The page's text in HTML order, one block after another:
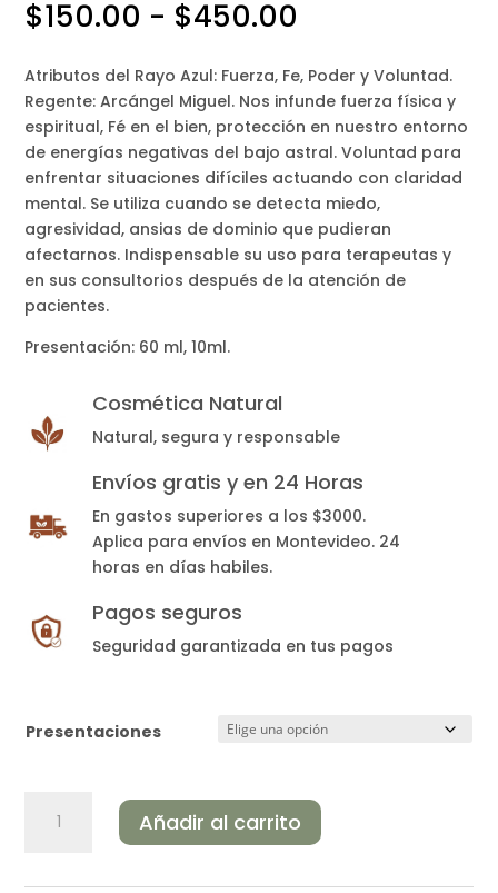
$150.00 - $450.00
precios:
desde
$150.00
hasta
$450.00
Atributos del Rayo Azul: Fuerza, Fe, Poder y Voluntad.
Regente: Arcángel Miguel. Nos infunde fuerza física y
espiritual, Fé en el bien, protección en nuestro entorno
de energías negativas del bajo astral. Voluntad para
enfrentar situaciones difíciles actuando con claridad
mental. Se utiliza cuando se detecta miedo,
agresividad, ansias de dominio que pudieran
afectarnos. Indispensable su uso para terapeutas y
en sus consultorios después de la atención de
pacientes.
Presentación: 60 ml, 10ml.
Cosmética Natural
Natural, segura y responsable
Envíos gratis y en 24 Horas
En gastos superiores a los $3000.
Aplica para envíos en Montevideo. 24
horas en días habiles.
Pagos seguros
Seguridad garantizada en tus pagos
Presentaciones
Añadir al carrito